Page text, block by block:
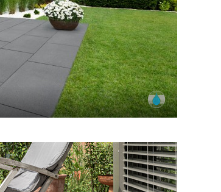
Verbunden durch eine
Oberfläche.